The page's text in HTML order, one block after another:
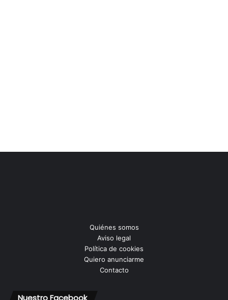
Quiénes somos
Aviso legal
Política de cookies
Quiero anunciarme
Contacto